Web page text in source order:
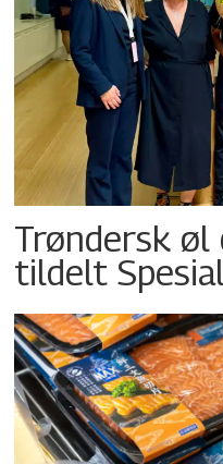
Trøndersk
tildelt